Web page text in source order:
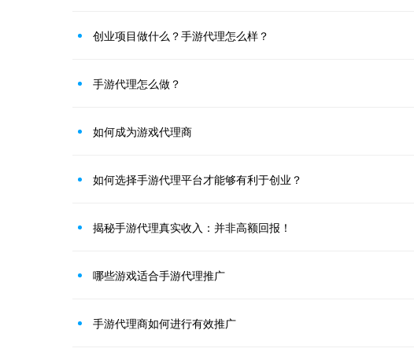
创业项目做什么？手游代理怎么样？
手游代理怎么做？
如何成为游戏代理商
如何选择手游代理平台才能够有利于创业？
揭秘手游代理真实收入：并非高额回报！
哪些游戏适合手游代理推广
手游代理商如何进行有效推广